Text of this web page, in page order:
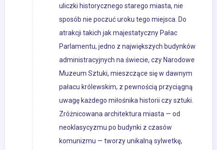
uliczki historycznego starego miasta, nie
sposób nie poczuć uroku tego miejsca. Do
atrakcji takich jak majestatyczny Pałac
Parlamentu, jedno z największych budynków
administracyjnych na świecie, czy Narodowe
Muzeum Sztuki, mieszczące się w dawnym
pałacu królewskim, z pewnością przyciągną
uwagę każdego miłośnika historii czy sztuki.
Zróżnicowana architektura miasta — od
neoklasycyzmu po budynki z czasów
komunizmu — tworzy unikalną sylwetkę,